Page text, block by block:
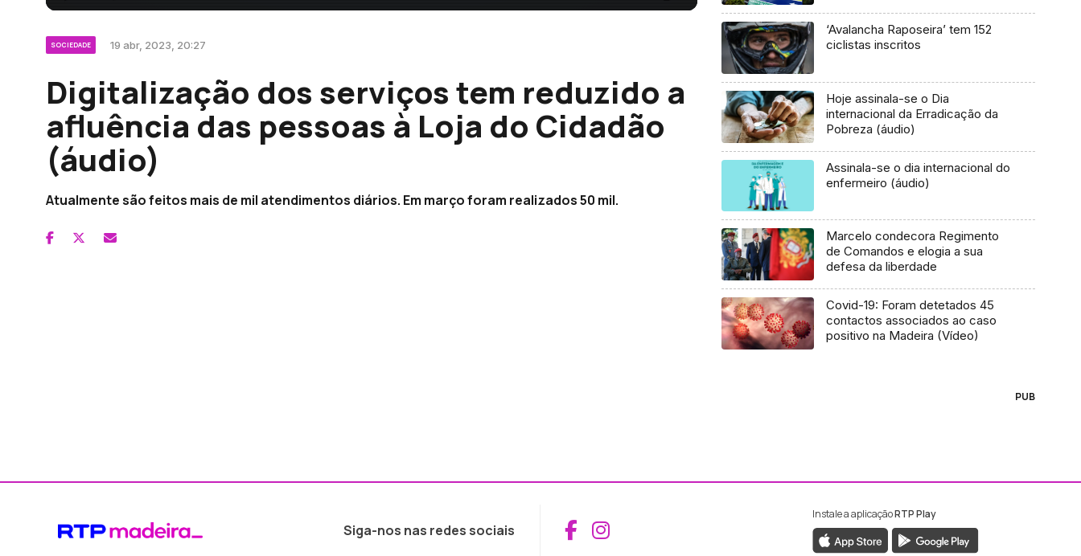
SOCIEDADE 19 abr, 2023, 20:27
Digitalização dos serviços tem reduzido a
afluência das pessoas à Loja do Cidadão
(áudio)
Atualmente são feitos mais de mil atendimentos diários. Em março foram realizados 50 mil.
‘Avalancha Raposeira’ tem 152
ciclistas inscritos
Hoje assinala-se o Dia
internacional da Erradicação da
Pobreza (áudio)
Assinala-se o dia internacional do
enfermeiro (áudio)
Marcelo condecora Regimento
de Comandos e elogia a sua
defesa da liberdade
Covid-19: Foram detetados 45
contactos associados ao caso
positivo na Madeira (Vídeo)
PUB
Siga-nos nas redes sociais Aceder ao Facebook da RTP Madeira
Aceder ao Instagram da RTP Madeira
Instale a aplicaçãoRTP Play